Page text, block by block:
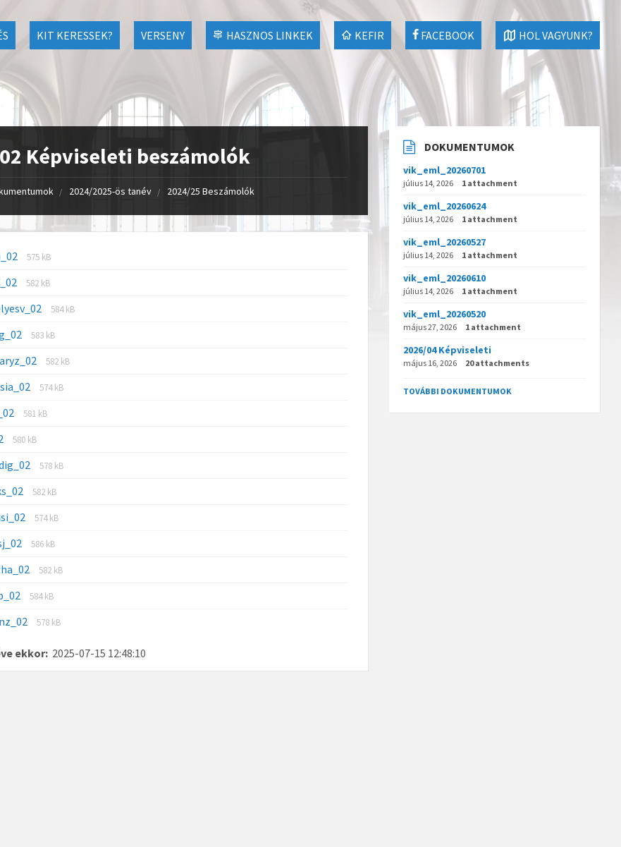
KIT KERESSEK? VERSENY HASZNOS LINKEK KEFIR FACEBOOK HOL VAGYUNK?
Képviseleti beszámolók
2024/2025-ös tanév 2024/25 Beszámolók
575 kB
582 kB
584 kB
583 kB
582 kB
574 kB
581 kB
580 kB
578 kB
582 kB
574 kB
586 kB
582 kB
584 kB
578 kB
ekkor: 2025-07-15 12:48:10
DOKUMENTUMOK
vik_eml_20260701
július 14, 2026 1 attachment
vik_eml_20260624
július 14, 2026 1 attachment
vik_eml_20260527
július 14, 2026 1 attachment
vik_eml_20260610
július 14, 2026 1 attachment
vik_eml_20260520
május 27, 2026 1 attachment
2026/04 Képviseleti
május 16, 2026 20 attachments
TOVÁBBI DOKUMENTUMOK